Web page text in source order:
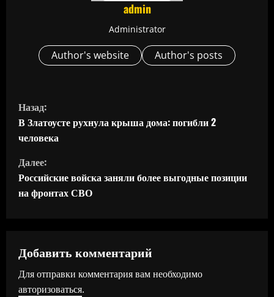
admin
Administrator
Author's website Author's posts
П
р
о
д
о
ж
и
Назад:
В Златоусте рухнула крыша дома: погибли 2
человека
Далее:
Российские войска заняли более выгодные позиции
на фронтах СВО
Добавить комментарий
Для отправки комментария вам необходимо
авторизоваться.